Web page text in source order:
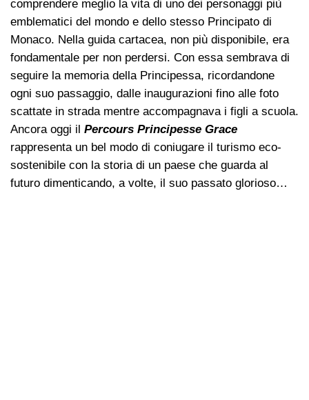
comprendere meglio la vita di uno dei personaggi più
emblematici del mondo e dello stesso Principato di
Monaco. Nella guida cartacea, non più disponibile, era
fondamentale per non perdersi. Con essa sembrava di
seguire la memoria della Principessa, ricordandone
ogni suo passaggio, dalle inaugurazioni fino alle foto
scattate in strada mentre accompagnava i figli a scuola.
Ancora oggi il Percours Principesse Grace
rappresenta un bel modo di coniugare il turismo eco-
sostenibile con la storia di un paese che guarda al
futuro dimenticando, a volte, il suo passato glorioso…